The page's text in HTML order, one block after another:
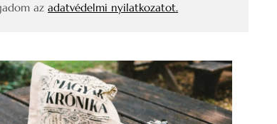
azadatvédelmi nyilatkozatot.